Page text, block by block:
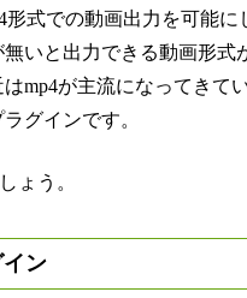
形式での動画出力を可能に
いと出力できる動画形式
mp4が主流になってきて
グインです。
ょう。
ン